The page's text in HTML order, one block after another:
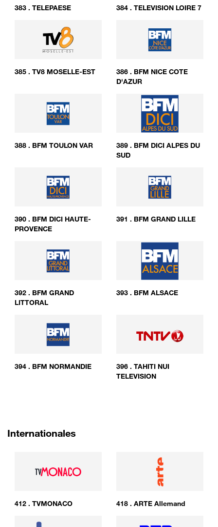
383 . TELEPAESE 384 . TELEVISION LOIRE 7
385 . TV8 MOSELLE-EST 386 . BFM NICE COTE
D'AZUR
388 . BFM TOULON VAR 389 . BFM DICI ALPES DU
SUD
390 . BFM DICI HAUTE-
PROVENCE
391 . BFM GRAND LILLE
392 . BFM GRAND
LITTORAL
393 . BFM ALSACE
394 . BFM NORMANDIE 396 . TAHITI NUI
TELEVISION
Internationales
412 . TVMONACO 418 . ARTE Allemand